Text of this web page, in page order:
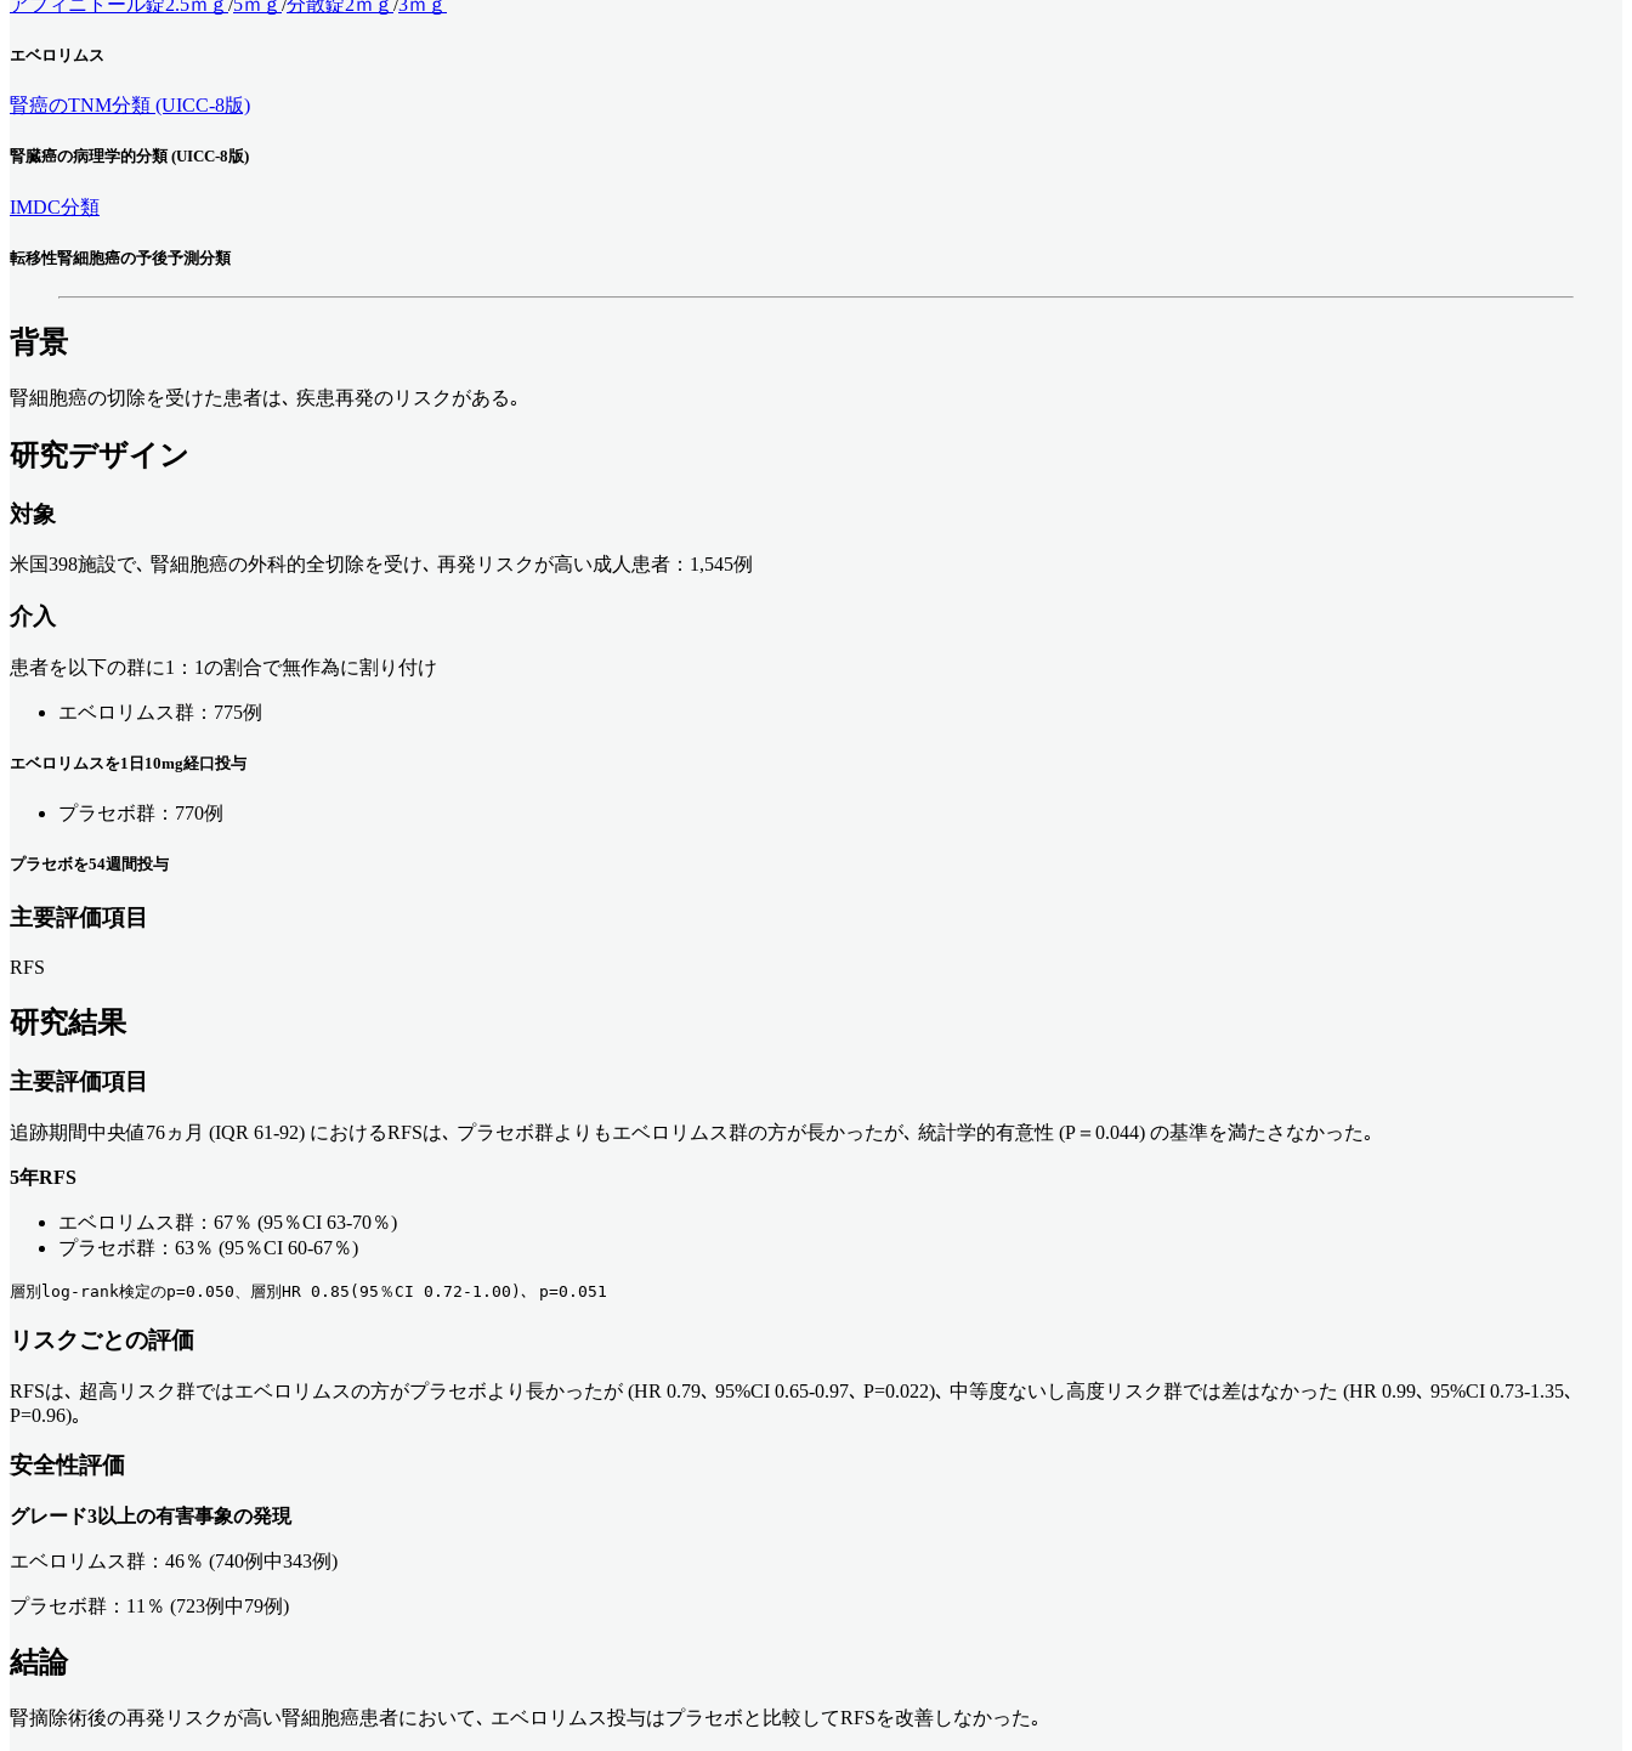
アフィニトール錠2.5ｍｇ /5ｍｇ /分散錠2ｍｇ /3ｍｇ
エベロリムス
腎癌のTNM分類 (UICC-8版)
腎臓癌の病理学的分類 (UICC-8版)
IMDC分類
転移性腎細胞癌の予後予測分類
背景
腎細胞癌の切除を受けた患者は､ 疾患再発のリスクがある｡
研究デザイン
対象
米国398施設で､ 腎細胞癌の外科的全切除を受け､ 再発リスクが高い成人患者：1,545例
介入
患者を以下の群に1：1の割合で無作為に割り付け
エベロリムス群：775例
エベロリムスを1日10mg経口投与
プラセボ群：770例
プラセボを54週間投与
主要評価項目
RFS
研究結果
主要評価項目
追跡期間中央値76ヵ月 (IQR 61-92) におけるRFSは､ プラセボ群よりもエベロリムス群の方が長かったが､ 統計学的有意性 (P＝0.044) の基準を満たさなかった｡
5年RFS
エベロリムス群：67％ (95％CI 63-70％)
プラセボ群：63％ (95％CI 60-67％)
層別log-rank検定のp=0.050、層別HR 0.85(95％CI 0.72-1.00)､ p=0.051
リスクごとの評価
RFSは､ 超高リスク群ではエベロリムスの方がプラセボより長かったが (HR 0.79､ 95%CI 0.65-0.97､ P=0.022)､ 中等度ないし高度リスク群では差はなかった (HR 0.99､ 95%CI 0.73-1.35､
P=0.96)｡
安全性評価
グレード3以上の有害事象の発現
エベロリムス群：46％ (740例中343例)
プラセボ群：11％ (723例中79例)
結論
腎摘除術後の再発リスクが高い腎細胞癌患者において､ エベロリムス投与はプラセボと比較してRFSを改善しなかった｡